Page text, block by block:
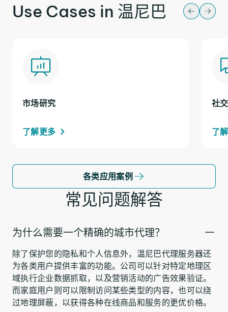
Use Cases in 温尼巴
市场研究
了解更多
社
了
各类应用案例
常见问题解答
为什么需要一个精确的城市代理？
除了保护您的隐私和个人信息外，温尼巴代理服务器还
为各类用户提供丰富的功能。公司可以针对特定地理区
域执行企业数据抓取，以及营销活动的广告效果验证。
而家庭用户则可以限制访问某些类型的内容，也可以绕
过地理屏蔽，以获得各种在线商品和服务的更优价格。